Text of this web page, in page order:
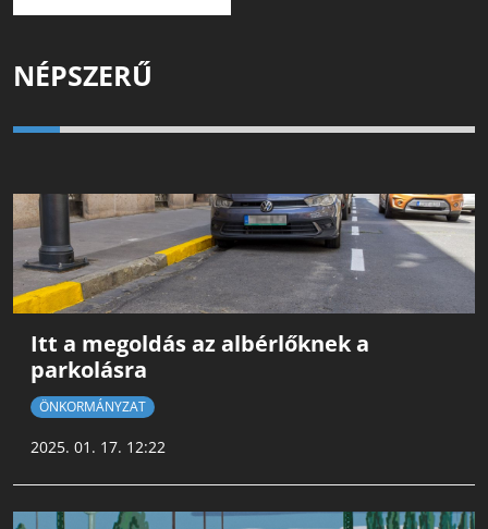
NÉPSZERŰ
Itt a megoldás az albérlőknek a
parkolásra
ÖNKORMÁNYZAT
2025. 01. 17. 12:22